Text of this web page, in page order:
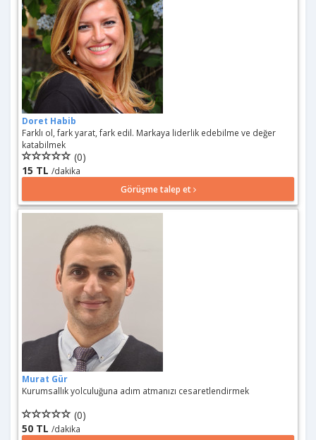
Doret Habib
Farklı ol, fark yarat, fark edil. Markaya liderlik edebilme ve değer
katabilmek
(0)
15 TL /dakika
Görüşme talep et
Murat Gür
Kurumsallık yolculuğuna adım atmanızı cesaretlendirmek
(0)
50 TL /dakika